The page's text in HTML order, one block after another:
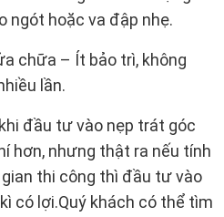
ngót hoặc va đập nhẹ.
chữa – Ít bảo trì, không
lần.
đầu tư vào nẹp trát góc
hơn, nhưng thật ra nếu tính
thi công thì đầu tư vào
có lợi.Quý khách có thể tìm